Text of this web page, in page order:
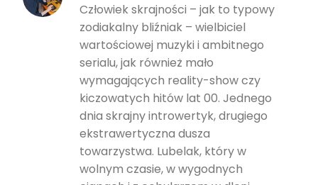
Człowiek skrajności – jak to typowy
zodiakalny bliźniak – wielbiciel
wartościowej muzyki i ambitnego
serialu, jak również mało
wymagających reality-show czy
kiczowatych hitów lat 00. Jednego
dnia skrajny introwertyk, drugiego
ekstrawertyczna dusza
towarzystwa. Lubelak, który w
wolnym czasie, w wygodnych